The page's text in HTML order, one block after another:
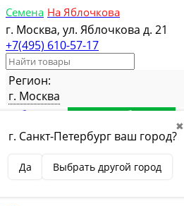
Семена На Яблочкова
г. Москва, ул. Яблочкова д. 21
+7(495) 610-57-17
Регион:
г. Москва
✖
г. Санкт-Петербург ваш город?
Да Выбрать другой город
Избранное Товар в избранном
СравнениеТовар в сравнении
Вход
Вход